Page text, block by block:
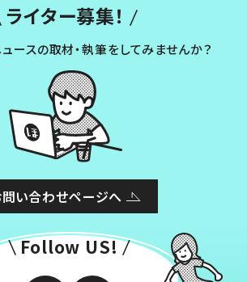
ライター募集！
ースの取材・執筆をしてみませんか？
い合わせページへ
Follow US!